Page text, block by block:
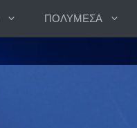
ΠΟΛΥΜΕΣΑ